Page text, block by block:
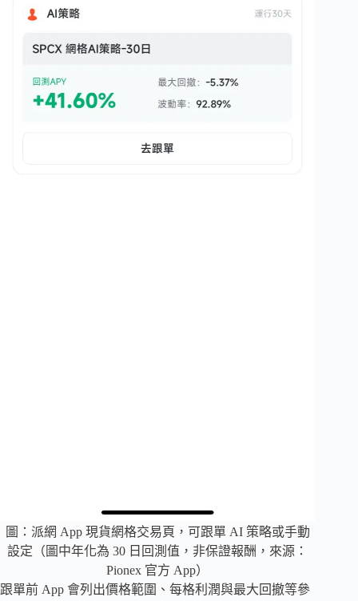
圖：派網 App 現貨網格交易頁，可跟單 AI 策略或手動
設定（圖中年化為 30 日回測值，非保證報酬，來源：
Pionex 官方 App）
跟單前 App 會列出價格範圍、每格利潤與最大回撤等參